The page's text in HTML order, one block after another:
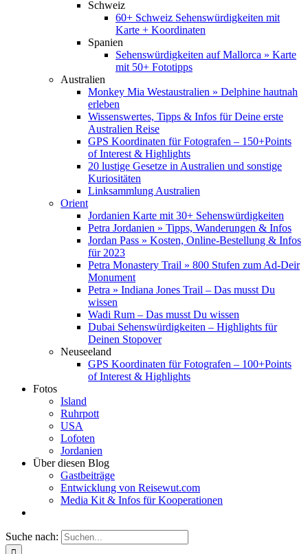
Schweiz
60+ Schweiz Sehenswürdigkeiten mit
Karte + Koordinaten
Spanien
Sehenswürdigkeiten auf Mallorca » Karte
mit 50+ Fototipps
Australien
Monkey Mia Westaustralien » Delphine hautnah
erleben
Wissenswertes, Tipps & Infos für Deine erste
Australien Reise
GPS Koordinaten für Fotografen – 150+Points
of Interest & Highlights
20 lustige Gesetze in Australien und sonstige
Kuriositäten
Linksammlung Australien
Orient
Jordanien Karte mit 30+ Sehenswürdigkeiten
Petra Jordanien » Tipps, Wanderungen & Infos
Jordan Pass » Kosten, Online-Bestellung & Infos
für 2023
Petra Monastery Trail » 800 Stufen zum Ad-Deir
Monument
Petra » Indiana Jones Trail – Das musst Du
wissen
Wadi Rum – Das musst Du wissen
Dubai Sehenswürdigkeiten – Highlights für
Deinen Stopover
Neuseeland
GPS Koordinaten für Fotografen – 100+Points
of Interest & Highlights
Fotos
Island
Ruhrpott
USA
Lofoten
Jordanien
Über diesen Blog
Gastbeiträge
Entwicklung von Reisewut.com
Media Kit & Infos für Kooperationen
Suche nach: